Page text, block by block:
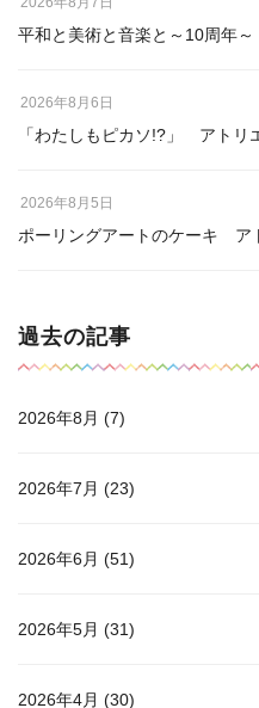
平和と美術と音楽と～10周年～
「わたしもピカソ!?」 アトリ
2026年8月6日
ポーリングアートのケーキ ア
2026年8月5日
過去の記事
2026年8月 (7)
2026年7月 (23)
2026年6月 (51)
2026年5月 (31)
2026年4月 (30)